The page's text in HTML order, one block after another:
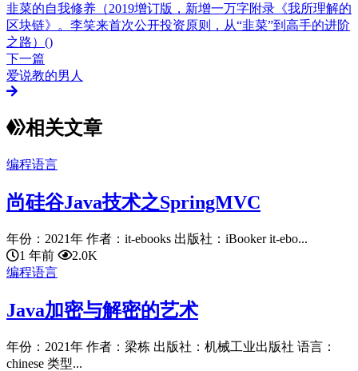
韭菜的自我修养（2019增订版，新增一万字附录《我所理解的
区块链》。李笑来首次公开投资原则，从“韭菜”到高手的进阶
之路）()
下一篇
爱说教的男人
相关文章
编程语言
尚硅谷Java技术之SpringMVC
年份：2021年 作者：it-ebooks 出版社：iBooker it-ebo...
1 年前
2.0K
编程语言
Java加密与解密的艺术
年份：2021年 作者：梁栋 出版社：机械工业出版社 语言：
chinese 类型...